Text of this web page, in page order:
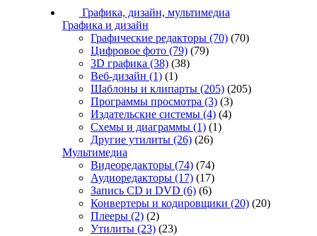
Графика, дизайн, мультимедиа
Графика и дизайн
Графические редакторы (70) (70)
Цифровое фото (79) (79)
3D графика (38) (38)
Веб-дизайн (1) (1)
Шаблоны и клипарты (205) (205)
Программы просмотра (3) (3)
Издательские системы (4) (4)
Схемы и диаграммы (1) (1)
Другие утилиты (26) (26)
Мультимедиа
Видеоредакторы (74) (74)
Аудиоредакторы (17) (17)
Запись CD и DVD (6) (6)
Конвертеры и кодировщики (20) (20)
Плееры (2) (2)
Утилиты (23) (23)